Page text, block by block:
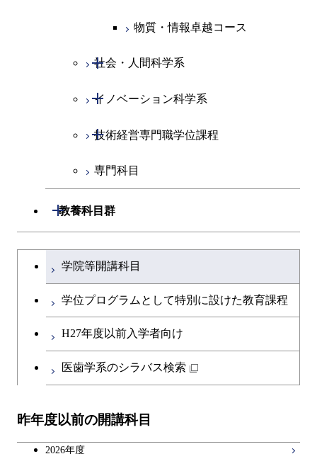
物質・情報卓越コース
社会・人間科学系
開閉
社会・人間科学コース
イノベーション科学系
開閉
イノベーション科学コース
人間医療科学技術コース
技術経営専門職学位課程
開閉
技術経営専門職学位課程
専門科目
教養科目群
開閉
文系教養科目
英語科目
第二外国語科目
キャリア科目
大学院課程を切り替える
学院等開講科目
学位プログラムとして特別に設けた教育課程
H27年度以前入学者向け
医歯学系のシラバス検索
昨年度以前の開講科目
2026年度